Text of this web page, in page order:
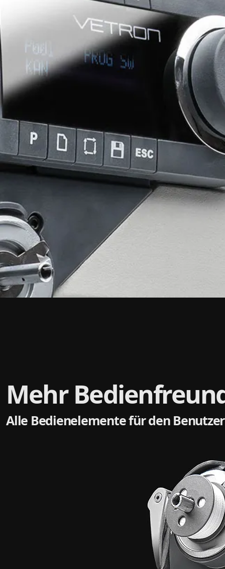
Mehr
Alle Bedienelemente für den